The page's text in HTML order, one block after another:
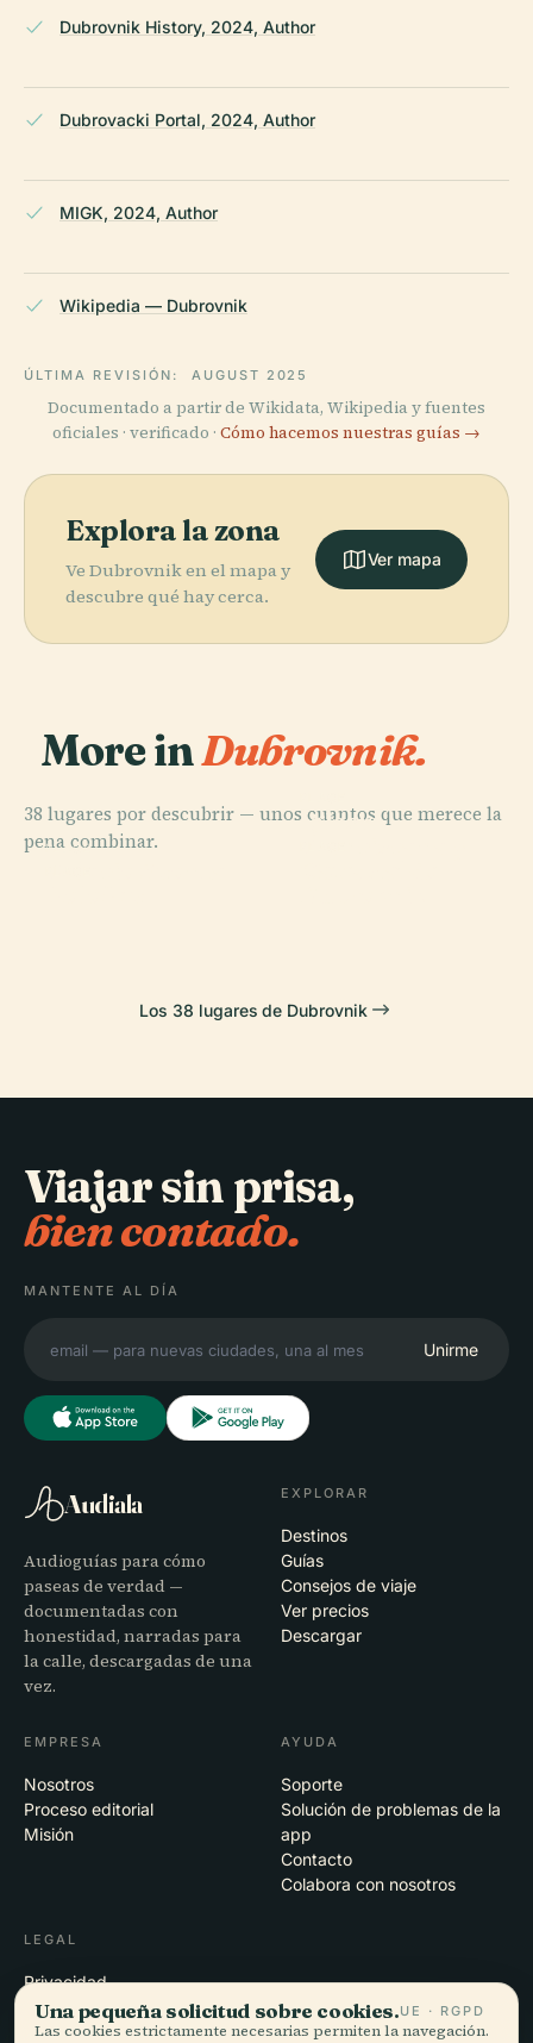
Dubrovnik History, 2024, Author
Dubrovacki Portal, 2024, Author
MIGK, 2024, Author
Wikipedia — Dubrovnik
ÚLTIMA REVISIÓN: AUGUST 2025
Documentado a partir de Wikidata, Wikipedia y fuentes
oficiales · verificado · Cómo hacemos nuestras guías →
Explora la zona
Ve Dubrovnik en el mapa y
descubre qué hay cerca.
Ver mapa
More inDubrovnik.
38 lugares por descubrir — unos cuantos que merece la
pena combinar.
PLACE
Iglesia
Los 38 lugares de Dubrovnik
Viajar sin prisa,
bien contado.
MANTENTE AL DÍA
Unirme
Audiala
Audioguías para cómo
paseas de verdad —
documentadas con
honestidad, narradas para
la calle, descargadas de una
vez.
EXPLORAR
Destinos
Guías
Consejos de viaje
Ver precios
Descargar
EMPRESA
Nosotros
Proceso editorial
Misión
AYUDA
Soporte
Solución de problemas de la
app
Contacto
Colabora con nosotros
LEGAL
Privacidad
Términos
Configuración de cookies
Una pequeña solicitud sobre cookies.UE · RGPD
Las cookies estrictamente necesarias permiten la navegación.